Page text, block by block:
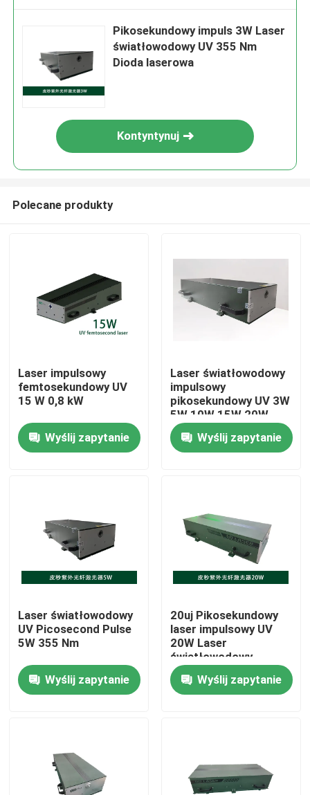
Dom
Produkty
Pokaz VR
O nas
Wycieczka po fabryce
Laser z zielonym włóknem
Pikosekundowy impuls 3W Laser
światłowodowy UV 355 Nm
Dioda laserowa
Kontyntynuj
Polecane produkty
Laser impulsowy
femtosekundowy UV
15 W 0,8 kW
Wyślij zapytanie
Laser światłowodowy
impulsowy
pikosekundowy UV 3W
5W 10W 15W 20W
30W 35W 40W
Wyślij zapytanie
Laser światłowodowy
UV Picosecond Pulse
5W 355 Nm
Wyślij zapytanie
20uj Pikosekundowy
laser impulsowy UV
20W Laser
światłowodowy
Wyślij zapytanie